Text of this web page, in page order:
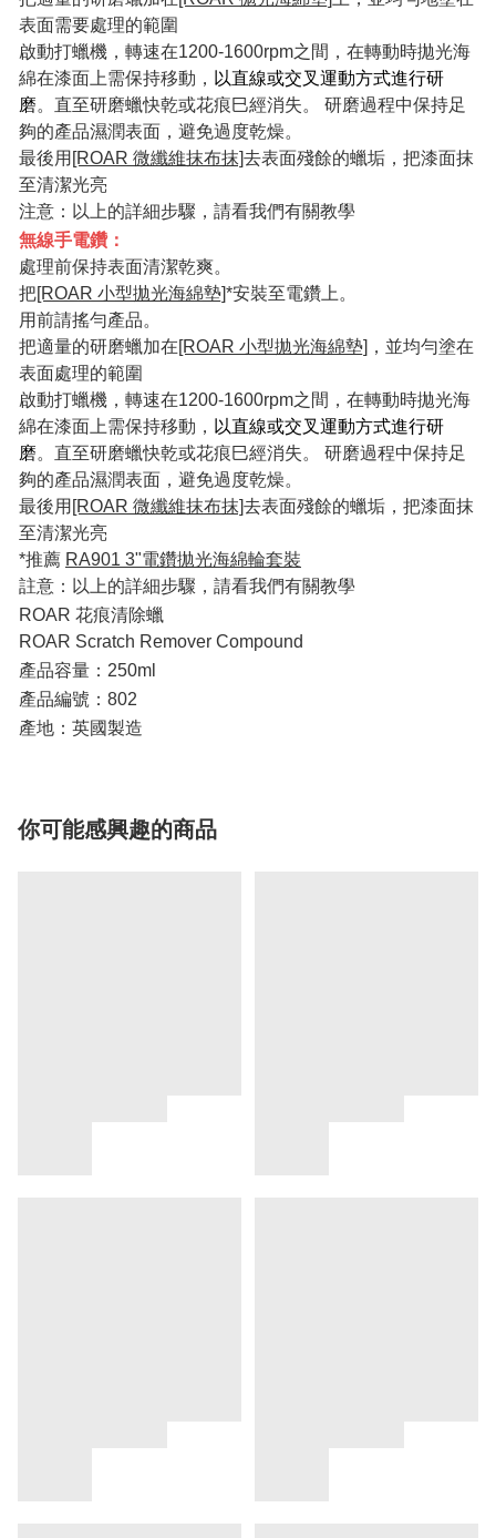
表面需要處理的範圍
啟動打蠟機，轉速在1200-1600rpm之間，在轉動時拋光海
綿在漆面上需保持移動， 以直線或交叉運動方式進行研
磨。直至研磨蠟快乾或花痕巳經消失。 研磨過程中保持足
夠的產品濕潤表面，避免過度乾燥。
最後用 [ROAR 微纖維抹布抹]去表面殘餘的蠟垢，把漆面抹
至清潔光亮
注意：以上的詳細步驟，請看我們有關教學
無線手電鑽：
處理前保持表面清潔乾爽。
把[ROAR 小型拋光海綿墊]*安裝至電鑽上。
用前請搖勻產品。
把適量的研磨蠟加在[ROAR 小型拋光海綿墊] ，並均勻塗在
表面處理的範圍
啟動打蠟機，轉速在1200-1600rpm之間，在轉動時拋光海
綿在漆面上需保持移動， 以直線或交叉運動方式進行研
磨。直至研磨蠟快乾或花痕巳經消失。 研磨過程中保持足
夠的產品濕潤表面，避免過度乾燥。
最後用 [ROAR 微纖維抹布抹]去表面殘餘的蠟垢，把漆面抹
至清潔光亮
*推薦 RA901 3"電鑽拋光海綿輪套裝
註意：以上的詳細步驟，請看我們有關教學
ROAR 花痕清除蠟
ROAR Scratch Remover Compound
產品容量：250ml
產品編號：802
產地：英國製造
你可能感興趣的商品